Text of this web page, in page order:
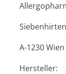
A-1230 Wien
Hersteller: